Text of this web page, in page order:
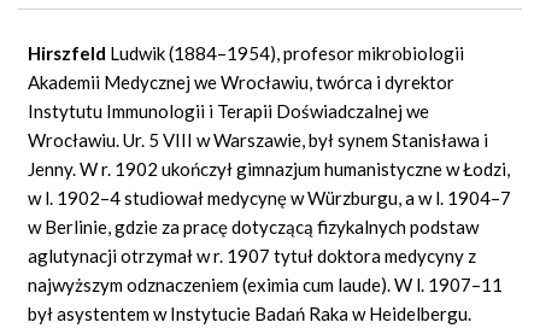
ZDJĘCIA (12)
KALENDARIUM
GRAF POWIĄZAŃ
DYSKUSJA
Mapa
Hirszfeld Ludwik (1884–1954), profesor mikrobiologii
Akademii Medycznej we Wrocławiu, twórca i dyrektor
Instytutu Immunologii i Terapii Doświadczalnej we
Wrocławiu. Ur. 5 VIII w Warszawie, był synem Stanisława i
Jenny. W r. 1902 ukończył gimnazjum humanistyczne w Łodzi,
w l. 1902–4 studiował medycynę w Würzburgu, a w l. 1904–7
w Berlinie, gdzie za pracę dotyczącą fizykalnych podstaw
aglutynacji otrzymał w r. 1907 tytuł doktora medycyny z
najwyższym odznaczeniem (eximia cum laude). W l. 1907–11
był asystentem w Instytucie Badań Raka w Heidelbergu.